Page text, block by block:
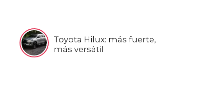
Toyota Hilux: más fuerte,
más versátil